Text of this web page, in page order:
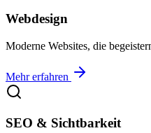
Webdesign
Moderne Websites, die
Mehr erfahren
SEO & Sichtbarkeit